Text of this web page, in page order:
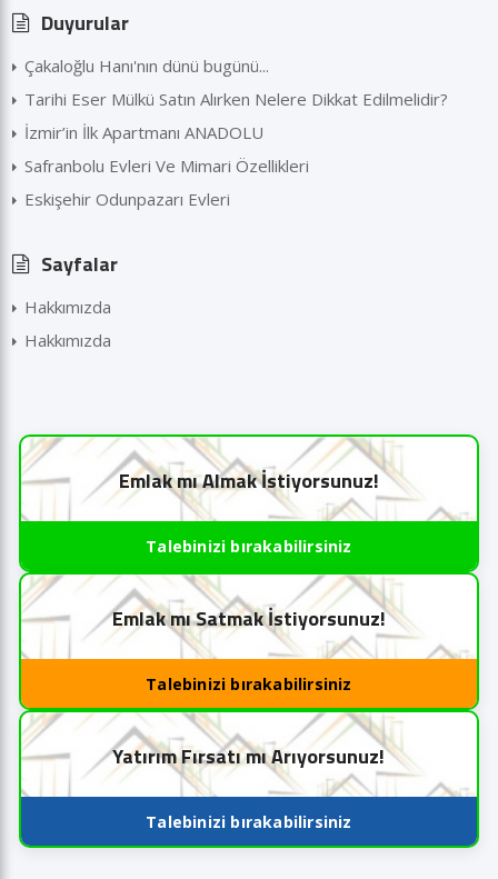
Duyurular
Çakaloğlu Hanı'nın dünü bugünü...
Tarihi Eser Mülkü Satın Alırken Nelere Dikkat Edilmelidir?
İzmir’in İlk Apartmanı ANADOLU
Safranbolu Evleri Ve Mimari Özellikleri
Eskişehir Odunpazarı Evleri
Sayfalar
Hakkımızda
Hakkımızda
Emlak mı Almak İstiyorsunuz!
Talebinizi bırakabilirsiniz
Emlak mı Satmak İstiyorsunuz!
Talebinizi bırakabilirsiniz
Yatırım Fırsatı mı Arıyorsunuz!
Talebinizi bırakabilirsiniz